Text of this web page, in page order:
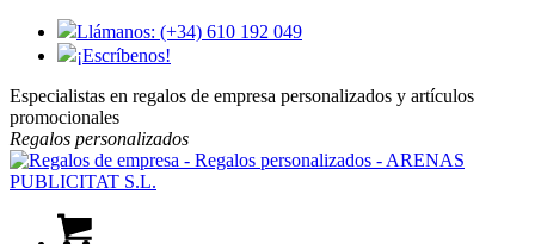
Llámanos: (+34) 610 192 049
¡Escríbenos!
Especialistas en regalos de empresa personalizados y artículos
promocionales
Regalos personalizados